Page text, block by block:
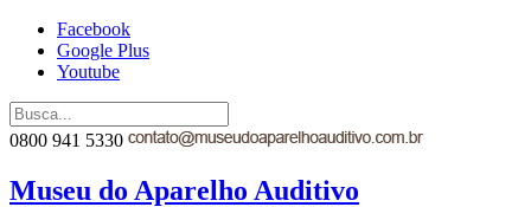
Facebook
Google Plus
Youtube
0800 941 5330
Museu do Aparelho Auditivo